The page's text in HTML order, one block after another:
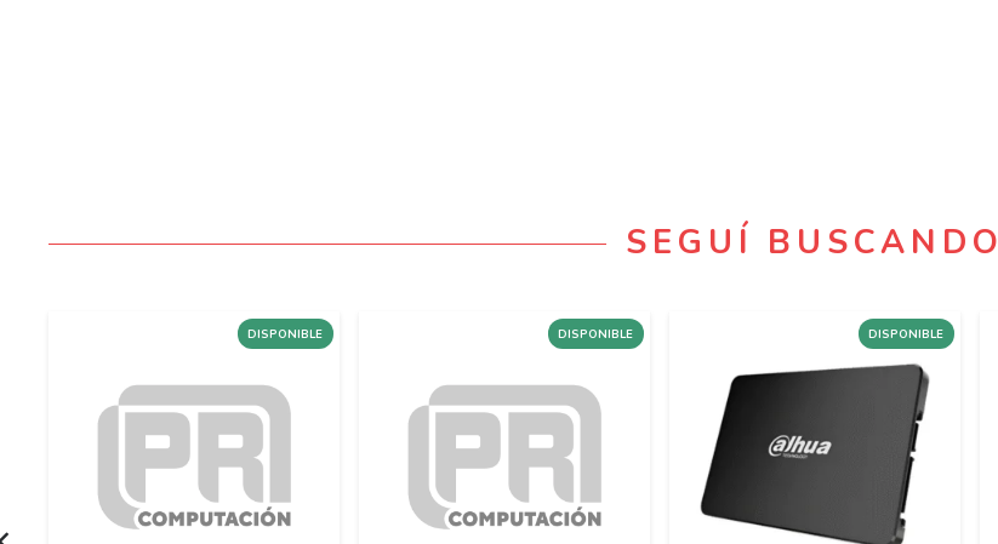
SEGUÍ BUSCANDO
DISPONIBLE DISPONIBLE DISPONIBLE